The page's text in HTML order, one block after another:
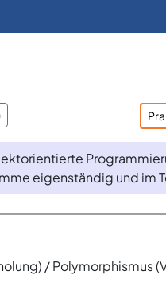
eigenständig und im
/ Polymorphismus